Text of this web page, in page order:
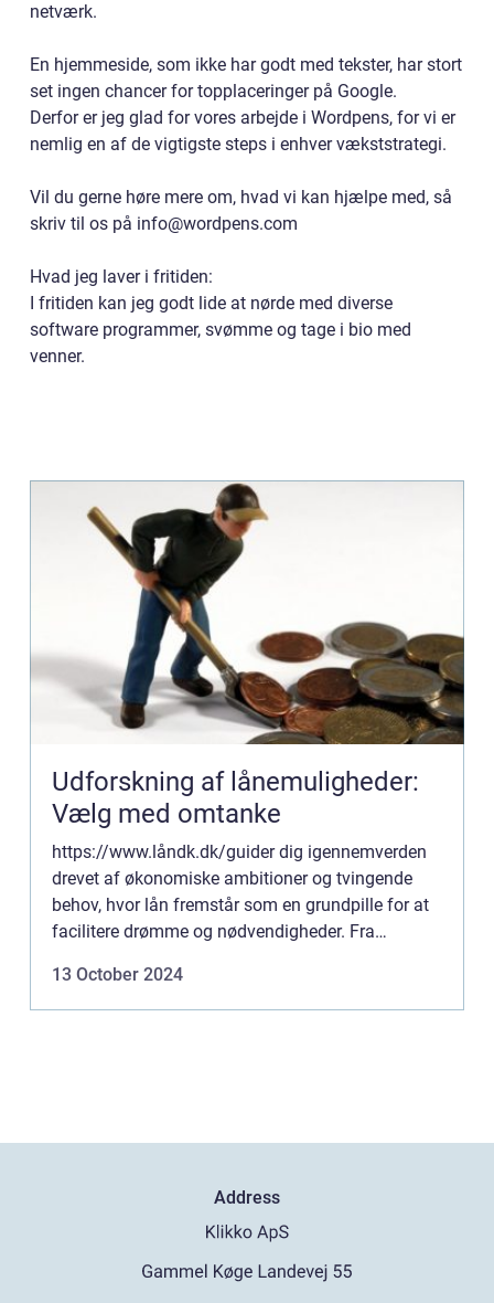
netværk.
En hjemmeside, som ikke har godt med tekster, har stort
set ingen chancer for topplaceringer på Google.
Derfor er jeg glad for vores arbejde i Wordpens, for vi er
nemlig en af de vigtigste steps i enhver vækststrategi.
Vil du gerne høre mere om, hvad vi kan hjælpe med, så
skriv til os på info@wordpens.com
Hvad jeg laver i fritiden:
I fritiden kan jeg godt lide at nørde med diverse
software programmer, svømme og tage i bio med
venner.
Udforskning af lånemuligheder:
Vælg med omtanke
https://www.låndk.dk/guider dig igennemverden
drevet af økonomiske ambitioner og tvingende
behov, hvor lån fremstår som en grundpille for at
facilitere drømme og nødvendigheder. Fra
13 October 2024
Address